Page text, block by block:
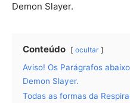
Demon Slayer.
Conteúdo ocultar
Aviso! Os Parágrafos
Demon Slayer.
Todas as formas da